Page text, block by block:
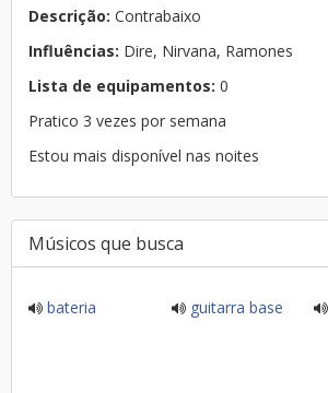
Descrição: Contrabaixo
Influências: Dire, Nirvana, Ramones
Lista de equipamentos: 0
Pratico 3 vezes por semana
Estou mais disponível nas noites
Músicos que busca
bateria guitarra base